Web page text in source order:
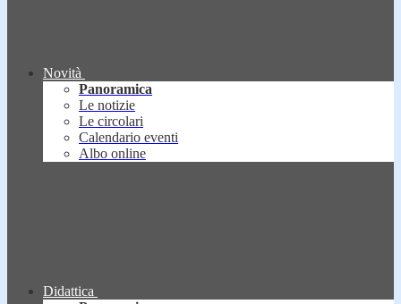
Novità
Panoramica
Le notizie
Le circolari
Calendario eventi
Albo online
Didattica